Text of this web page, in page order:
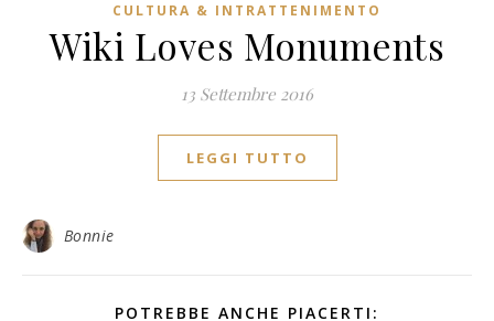
CULTURA & INTRATTENIMENTO
Wiki Loves Monuments
13 Settembre 2016
LEGGI TUTTO
Bonnie
POTREBBE ANCHE PIACERTI: